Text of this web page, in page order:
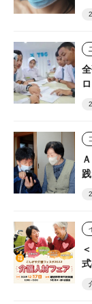
践